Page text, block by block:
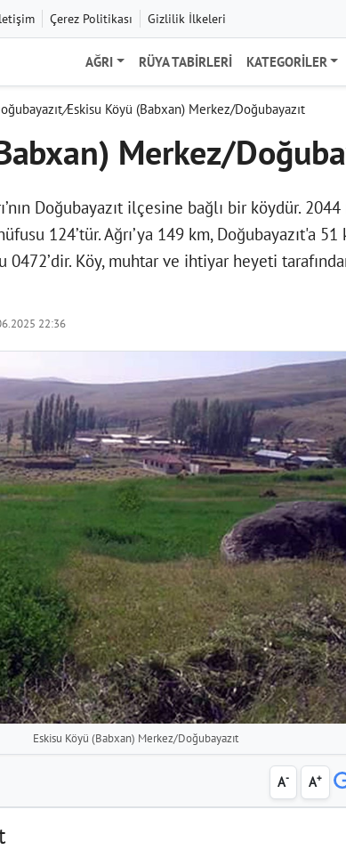
Çerez Politikası Gizlilik İlkeleri
AĞRI RÜYA TABIRLERI KATEGORILER
/Eskisu Köyü (Babxan) Merkez/Doğubayazıt
Merkez/
Doğubayazıt ilçesine bağlı bir köydür.
124’tür. Ağrı’ya 149 km, Doğubayazıt'a 51
0472’dir. Köy, muhtar ve ihtiyar heyeti
22:36
Eskisu Köyü (Babxan) Merkez/Doğubayazıt
A- A+